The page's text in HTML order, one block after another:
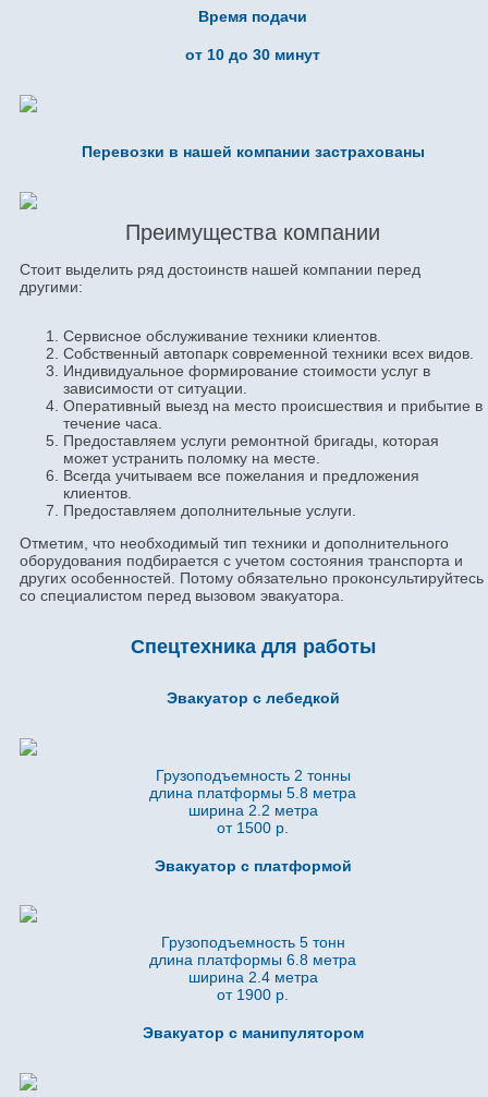
Время подачи
от 10 до 30 минут
Перевозки в нашей компании застрахованы
Преимущества компании
Стоит выделить ряд достоинств нашей компании перед
другими:
Сервисное обслуживание техники клиентов.
Собственный автопарк современной техники всех видов.
Индивидуальное формирование стоимости услуг в
зависимости от ситуации.
Оперативный выезд на место происшествия и прибытие в
течение часа.
Предоставляем услуги ремонтной бригады, которая
может устранить поломку на месте.
Всегда учитываем все пожелания и предложения
клиентов.
Предоставляем дополнительные услуги.
Отметим, что необходимый тип техники и дополнительного
оборудования подбирается с учетом состояния транспорта и
других особенностей. Потому обязательно проконсультируйтесь
со специалистом перед вызовом эвакуатора.
Спецтехника для работы
Эвакуатор с лебедкой
Грузоподъемность 2 тонны
длина платформы 5.8 метра
ширина 2.2 метра
от 1500 р.
Эвакуатор с платформой
Грузоподъемность 5 тонн
длина платформы 6.8 метра
ширина 2.4 метра
от 1900 р.
Эвакуатор с манипулятором